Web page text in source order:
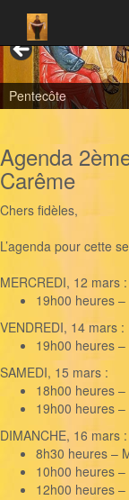
Pentecôte
Agenda
Carême
Chers fidèles,
L’agenda pour cette
MERCREDI, 12 mars :
19h00 heures
VENDREDI, 14 mars :
19h00 heures
SAMEDI, 15 mars :
18h00 heures
19h00 heures
DIMANCHE, 16 mars :
8h30 heures –
10h00 heures
12h00 heures –